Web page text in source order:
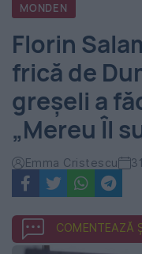
România
-
Evenimentul
Zilei
MONDEN
Florin
frică de
greșeli a
„Mereu Îl
Emma Cristescu
COMENTEAZĂ